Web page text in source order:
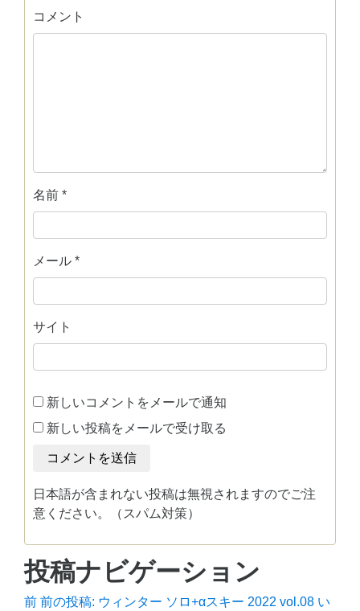
コメント
名前 *
メール *
サイト
新しいコメントをメールで通知
新しい投稿をメールで受け取る
日本語が含まれない投稿は無視されますのでご注
意ください。（スパム対策）
投稿ナビゲーション
前 前の投稿: ウィンター ソロ+αスキー 2022 vol.08 い